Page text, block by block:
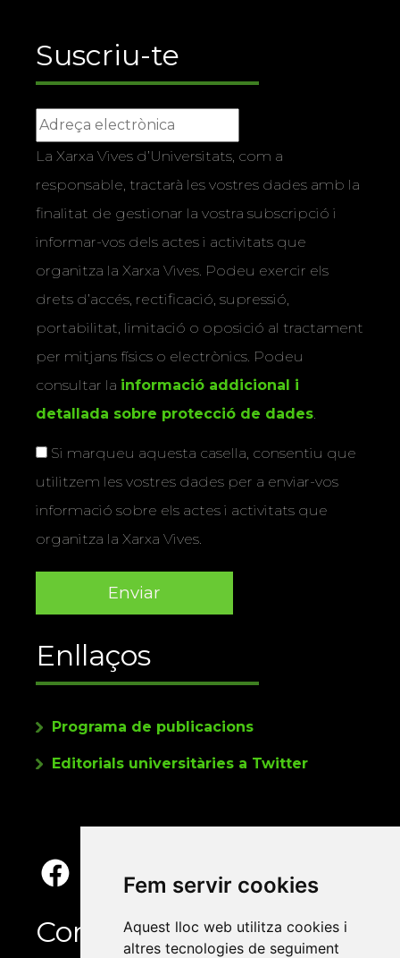
Fem servir cookies
Aquest lloc web utilitza cookies i
altres tecnologies de seguiment
Suscriu-te
La Xarxa Vives d’Universitats, com a
responsable, tractarà les vostres dades amb la
finalitat de gestionar la vostra subscripció i
informar-vos dels actes i activitats que
organitza la Xarxa Vives. Podeu exercir els
drets d’accés, rectificació, supressió,
portabilitat, limitació o oposició al tractament
per mitjans físics o electrònics. Podeu
consultar la informació addicional i
detallada sobre protecció de dades
Si marqueu aquesta casella, consentiu que
utilitzem les vostres dades per a enviar-vos
informació sobre els actes i activitats que
organitza la Xarxa Vives.
Enllaços
Programa de publicacions
Editorials universitàries a Twitter
Contacte